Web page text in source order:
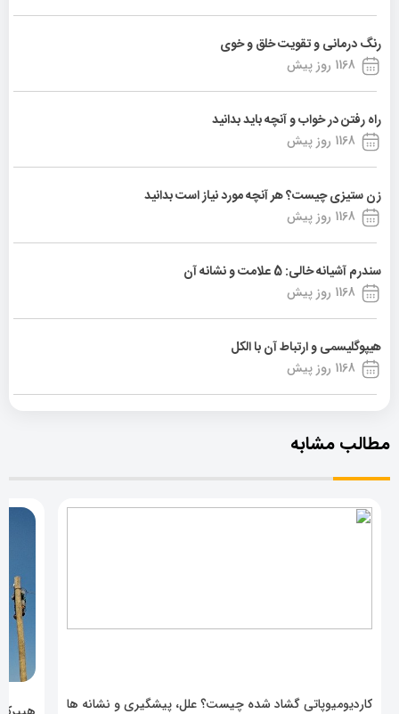
رنگ درمانی و تقویت خلق و خوی
1168 روز پیش
راه رفتن در خواب و آنچه باید بدانید
1168 روز پیش
زن ستیزی چیست؟ هر آنچه مورد نیاز است بدانید
1168 روز پیش
سندرم آشیانه خالی: 5 علامت و نشانه آن
1168 روز پیش
هیپوگلیسمی و ارتباط آن با الکل
1168 روز پیش
مطالب مشابه
کاردیومیوپاتی گشاد شده چیست؟ علل، پیشگیری و نشانه ها